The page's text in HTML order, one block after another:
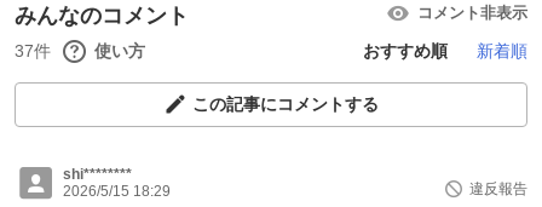
みんなのコメント コメント非表示
37件 使い方 おすすめ順 新着順
この記事にコメントする
shi********
2026/5/15 18:29
違反報告